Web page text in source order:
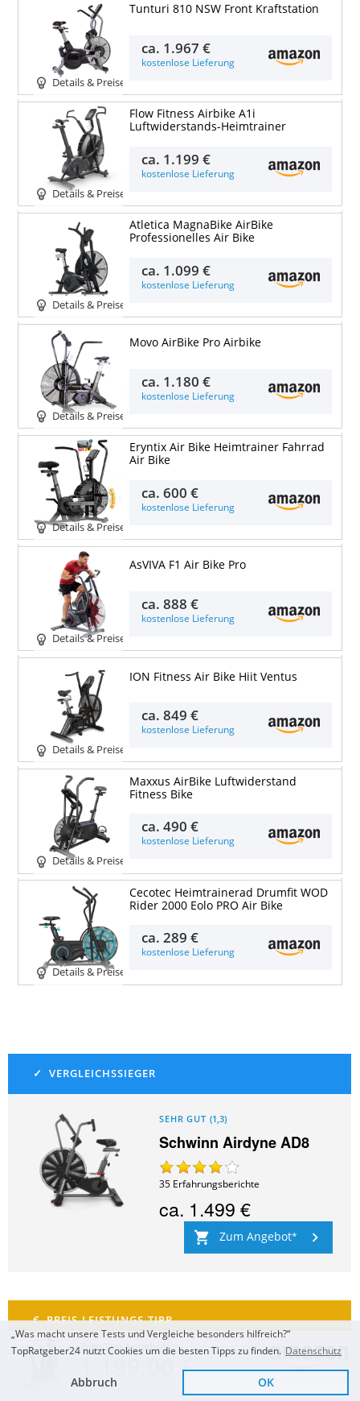
Zum Top Angebot
1.199,00 €
KOSTENLOSE LIEFERUNG Sofort Lieferbar
Details & Preise
Tunturi 810 NSW Front Kraftstation
ca. 1.967 €
kostenlose Lieferung
Details & Preise
Flow Fitness Airbike A1i
Luftwiderstands-Heimtrainer
ca. 1.199 €
kostenlose Lieferung
Details & Preise
Atletica MagnaBike AirBike
Professionelles Air Bike
ca. 1.099 €
kostenlose Lieferung
Details & Preise
Movo AirBike Pro Airbike
ca. 1.180 €
kostenlose Lieferung
Details & Preise
Eryntix Air Bike Heimtrainer Fahrrad
Air Bike
ca.600 €
kostenlose Lieferung
Details & Preise
AsVIVA F1 Air Bike Pro
ca.888 €
kostenlose Lieferung
Details & Preise
ION Fitness Air Bike Hiit Ventus
ca.849 €
kostenlose Lieferung
Details & Preise
Maxxus AirBike Luftwiderstand
Fitness Bike
ca.490 €
kostenlose Lieferung
Details & Preise
Cecotec Heimtrainerad Drumfit WOD
Rider 2000 Eolo PRO Air Bike
ca.289 €
kostenlose Lieferung
SEHR GUT (1,3)
Schwinn Airdyne AD8
35 Erfahrungsberichte
ca. 1.499 €
Zum Angebot
AsVIVA F1 Air Bike Pro
„Was macht unsere Tests und Vergleiche besonders hilfreich?“
TopRatgeber24 nutzt Cookies um die besten Tipps zu finden. Datenschutz
Abbruch OK